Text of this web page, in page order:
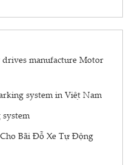
manufacture Motor
system in Việt Nam
Bãi Đỗ Xe Tự Động